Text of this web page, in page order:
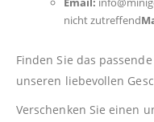
nicht zutreffend
Finden Sie das
unseren liebevollen
Verschenken Sie einen